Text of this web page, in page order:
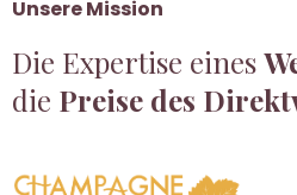
Unsere Mission
Die Expertise eines
die Preise des